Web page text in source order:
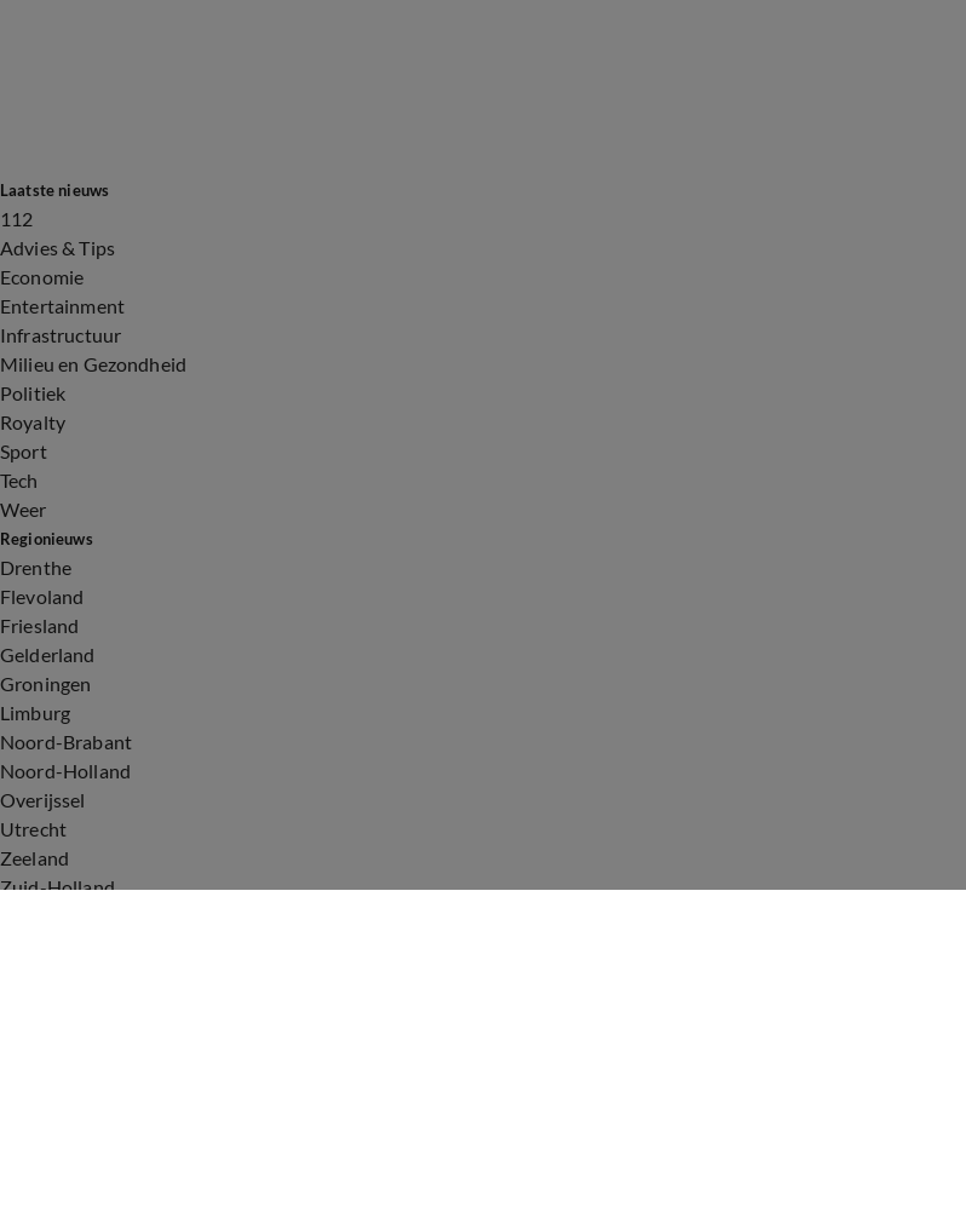
Laatste nieuws
112
Advies & Tips
Economie
Entertainment
Infrastructuur
Milieu en Gezondheid
Politiek
Royalty
Sport
Tech
Weer
Regionieuws
Drenthe
Flevoland
Friesland
Gelderland
Groningen
Limburg
Noord-Brabant
Noord-Holland
Overijssel
Utrecht
Zeeland
Zuid-Holland